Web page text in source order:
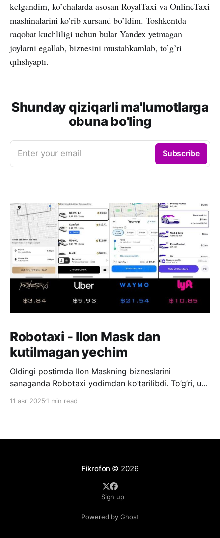
kelgandim, ko’chalarda asosan RoyalTaxi va OnlineTaxi
mashinalarini ko’rib xursand bo’ldim. Toshkentda
raqobat kuchliligi uchun bular Yandex yetmagan
joylarni egallab, biznesini mustahkamlab, to’g’ri
qilishyapti.
Shunday qiziqarli ma'lumotlarga
obuna bo'ling
Enter your email Subscribe
Robotaxi - Ilon Mask dan
kutilmagan yechim
Oldingi postimda Ilon Maskning bizneslarini
sanaganda Robotaxi yodimdan ko’tarilibdi. To’g’ri, u
daromad ko’rish uchun qilingan biznes. Bilmaganlar
keladi. Bunday loyihalarda hozirda eng
11 авг 2025 1 min read
Fikrofon © 2026
Sign up
Powered by Ghost